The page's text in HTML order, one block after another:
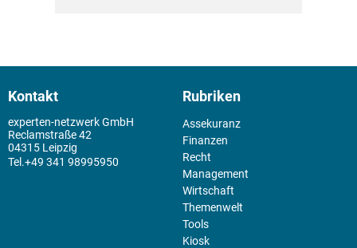
Kontakt
experten-netzwerk GmbH
Reclamstraße 42
04315 Leipzig
+49 341 98995950
Rubriken
Assekuranz
Finanzen
Recht
Management
Wirtschaft
Themenwelt
Tools
Kiosk